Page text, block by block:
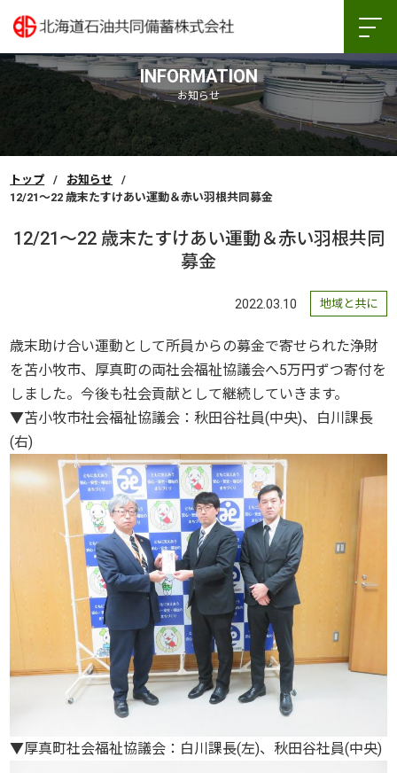
INFORMATION
お知らせ
トップ
お知らせ
12/21～22 歳末たすけあい運動＆赤い羽根共同募金
12/21～22 歳末たすけあい運動＆赤い羽根共同
募金
2022.03.10 地域と共に
歳末助け合い運動として所員からの募金で寄せられた浄財
を苫小牧市、厚真町の両社会福祉協議会へ5万円ずつ寄付を
しました。今後も社会貢献として継続していきます。
▼苫小牧市社会福祉協議会：秋田谷社員(中央)、白川課長
(右)
▼厚真町社会福祉協議会：白川課長(左)、秋田谷社員(中央)